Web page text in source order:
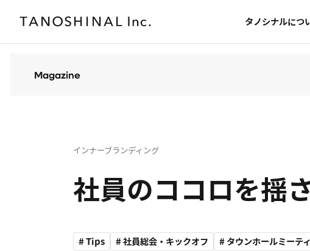
タノシナルにつ
ABOUT
WORKS
ファ
Magazine
インナーブランディング
社員のココロを揺
# Tips # 社員総会・キックオフ # タウンホールミーテ